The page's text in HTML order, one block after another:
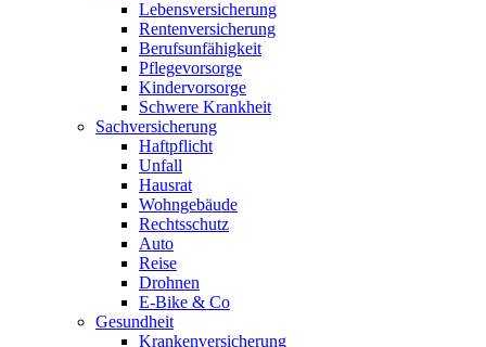
Lebensversicherung
Rentenversicherung
Berufsunfähigkeit
Pflegevorsorge
Kindervorsorge
Schwere Krankheit
Sachversicherung
Haftpflicht
Unfall
Hausrat
Wohngebäude
Rechtsschutz
Auto
Reise
Drohnen
E-Bike & Co
Gesundheit
Krankenversicherung